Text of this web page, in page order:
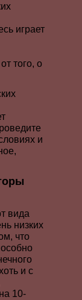
играет
того, о
и
вида
низких
что
и с
10-